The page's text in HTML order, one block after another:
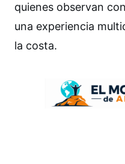
quienes observan
una experiencia
la costa.